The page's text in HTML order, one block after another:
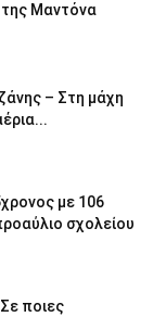
Μαντόνα
– Στη μάχη
με 106
σχολείου
ποιες